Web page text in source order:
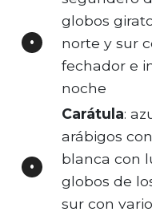
globos
norte y sur
fechador e
noche
Carátula:
arábigos
blanca con
globos de
sur con